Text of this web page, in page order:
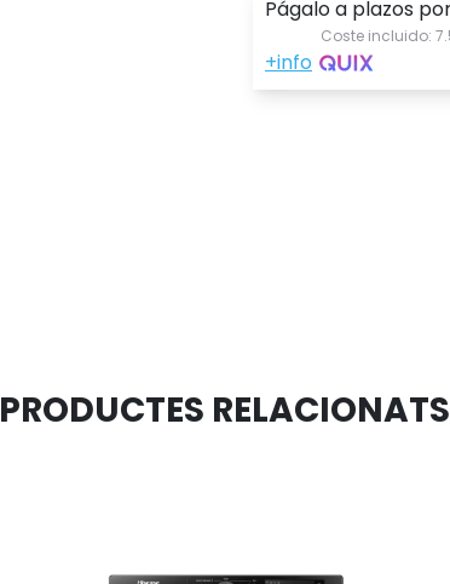
PRODUCTES RELACIONATS